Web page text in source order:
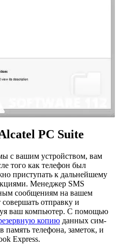
PC Suite
с вашим устройством, вам
того как телефон был
приступать к дальнейшему
Менеджер SMS
сообщениям на вашем
совершать отправку и
ваш компьютер. С помощью
копию данных сим-
память телефона, заметок, и
Express.